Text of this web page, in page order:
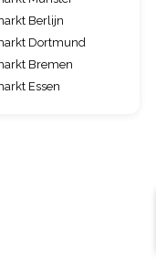
Berlijn
Dortmund
Bremen
Essen